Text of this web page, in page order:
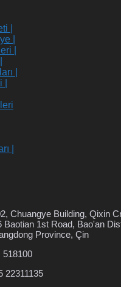
|
|
|
|
|
Chuangye Building, Qixin
Baotian 1st Road, Bao'an
Province, Çin
518100
22311135